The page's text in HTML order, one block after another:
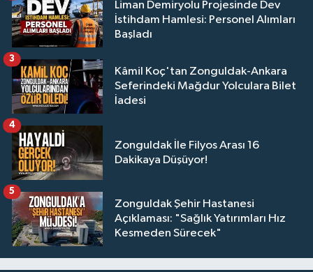
Liman Demiryolu Projesinde Dev
İstihdam Hamlesi: Personel Alımları
Başladı
Kâmil Koç'tan Zonguldak-Ankara
Seferindeki Mağdur Yolculara Bilet
İadesi
3
Zonguldak İle Filyos Arası 16
Dakikaya Düşüyor!
4
Zonguldak Şehir Hastanesi
Açıklaması: "Sağlık Yatırımları Hız
Kesmeden Sürecek"
5